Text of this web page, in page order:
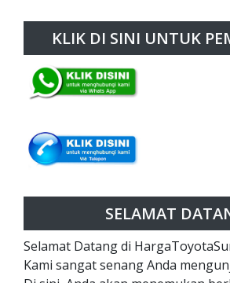
KLIK DI SINI UNTUK
SELAMAT
Selamat Datang di
Kami sangat senang Anda